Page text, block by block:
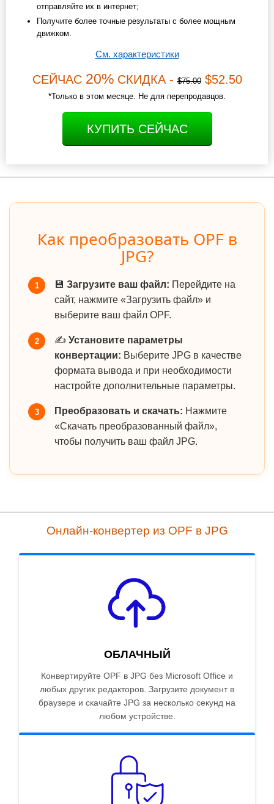
отправляйте их в интернет;
Получите более точные результаты с более мощным
движком.
См. характеристики
СЕЙЧАС 20%СКИДКА -$75.00$52.50
*Только в этом месяце. Не для перепродавцов.
КУПИТЬ СЕЙЧАС
Как преобразовать OPF в
JPG?
1 💾 Загрузите ваш файл: Перейдите на
сайт, нажмите «Загрузить файл» и
выберите ваш файл OPF.
2 ✍️ Установите параметры
конвертации: Выберите JPG в качестве
формата вывода и при необходимости
настройте дополнительные параметры.
3 Преобразовать и скачать: Нажмите
«Скачать преобразованный файл»,
чтобы получить ваш файл JPG.
Онлайн-конвертер из OPF в JPG
ОБЛАЧНЫЙ
Конвертируйте OPF в JPG без Microsoft Office и
любых других редакторов. Загрузите документ в
браузере и скачайте JPG за несколько секунд на
любом устройстве.